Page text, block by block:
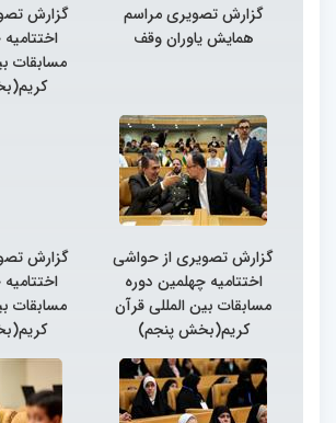
گزارش تصویری مراسم
همایش یاوران وقف
گزارش
مسابقات
گزارش تصویری از حواشی
اختتامیه چهلمین دوره
مسابقات بین المللی قرآن
کریم(بخش پنجم)
گزارش
مسابقات